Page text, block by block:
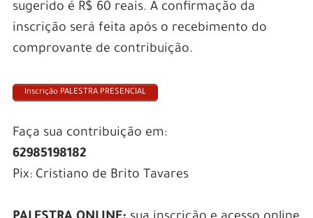
sugerido é R$ 60 reais. A confirmação da
inscrição será feita após o recebimento do
comprovante de contribuição.
Inscrição PALESTRA PRESENCIAL
Faça sua contribuição em:
62985198182
Pix: Cristiano de Brito Tavares